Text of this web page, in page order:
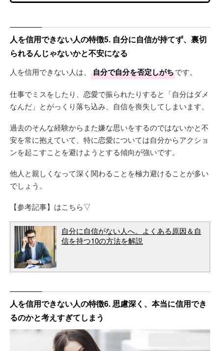
人を信用できない人の特徴5. 自分に自信が持てず、裏切
られるんじゃないかと不安になる
人を信用できない人は、 自分で自分を否定しがちです。
仕事でミスをしたり、恋愛で振られたりすると「自分はダメ
なんだ」とがっくり落ち込み、自信を喪失してしまいます。
過去のそんな経験からまた嫌な思いをするのではないかと不
安を常に抱えていて、特に恋愛については自分からアクショ
ンを起こすことを避けようとする傾向が強いです。
他人と親しくなって深く関わることを極力避けることが多い
でしょう。
【参考記事】はこちら▽
自分に自信がない人へ。よくある原因＆自
信を持つ10の方法を解説
人を信用できない人の特徴6. 思慮深く、本当に信用でき
るのかと考えすぎてしまう